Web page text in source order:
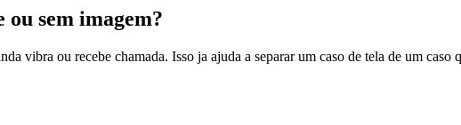
ou sem imagem?
vibra ou recebe chamada. Isso ja ajuda a separar um caso de tela de um